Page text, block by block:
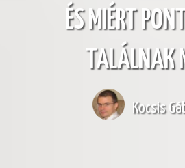
ÉS MIÉRT
TALÁLNAK
Kocsis